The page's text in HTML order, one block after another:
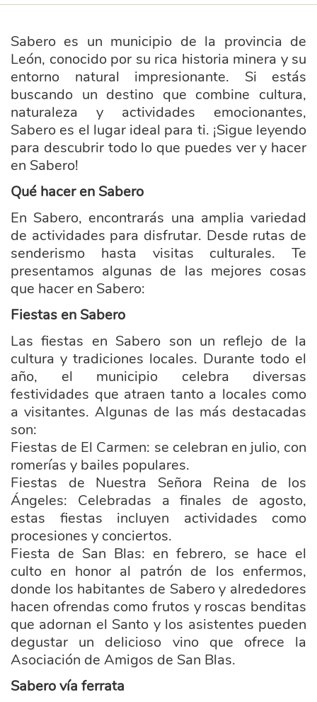
Sabero es un municipio de la provincia de
León, conocido por su rica historia minera y su
entorno natural impresionante. Si estás
buscando un destino que combine cultura,
naturaleza y actividades emocionantes,
Sabero es el lugar ideal para ti. ¡Sigue leyendo
para descubrir todo lo que puedes ver y hacer
en Sabero!
Qué hacer en Sabero
En Sabero, encontrarás una amplia variedad
de actividades para disfrutar. Desde rutas de
senderismo hasta visitas culturales. Te
presentamos algunas de las mejores cosas
que hacer en Sabero:
Fiestas en Sabero
Las fiestas en Sabero son un reflejo de la
cultura y tradiciones locales. Durante todo el
año, el municipio celebra diversas
festividades que atraen tanto a locales como
a visitantes. Algunas de las más destacadas
son:
Fiestas de El Carmen: se celebran en julio, con
romerías y bailes populares.
Fiestas de Nuestra Señora Reina de los
Ángeles: Celebradas a finales de agosto,
estas fiestas incluyen actividades como
procesiones y conciertos.
Fiesta de San Blas: en febrero, se hace el
culto en honor al patrón de los enfermos,
donde los habitantes de Sabero y alrededores
hacen ofrendas como frutos y roscas benditas
que adornan el Santo y los asistentes pueden
degustar un delicioso vino que ofrece la
Asociación de Amigos de San Blas.
Sabero vía ferrata